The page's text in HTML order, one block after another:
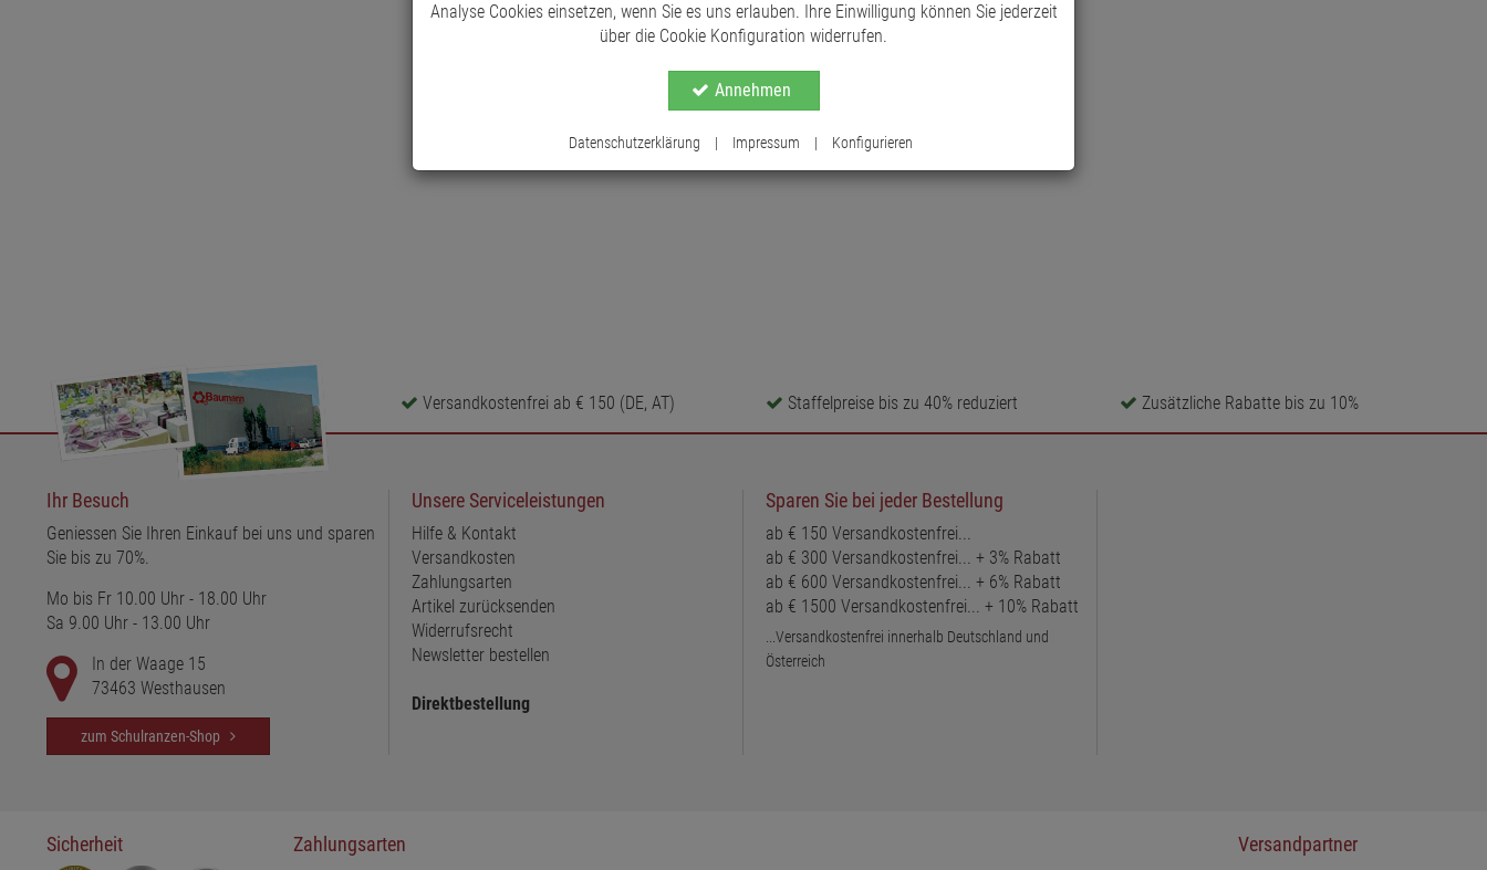
Versandkostenfrei ab € 150 (DE, AT) Staffelpreise bis zu 40% reduziert Zusätzliche Rabatte bis zu 10%
Ihr Besuch
Geniessen Sie Ihren Einkauf bei uns und sparen
Sie bis zu 70%.
Mo bis Fr 10.00 Uhr - 18.00 Uhr
Sa 9.00 Uhr - 13.00 Uhr
In der Waage 15
73463 Westhausen
zum Schulranzen-Shop
Unsere Serviceleistungen
Hilfe & Kontakt
Versandkosten
Zahlungsarten
Artikel zurücksenden
Widerrufsrecht
Newsletter bestellen
Direktbestellung
Sparen Sie bei jeder Bestellung
ab € 150 Versandkostenfrei...
ab € 300 Versandkostenfrei... + 3% Rabatt
ab € 600 Versandkostenfrei... + 6% Rabatt
ab € 1500 Versandkostenfrei... + 10% Rabatt
...Versandkostenfrei innerhalb Deutschland und
Österreich
Sicherheit Zahlungsarten Versandpartner
Analyse Cookies einsetzen, wenn Sie es uns erlauben. Ihre Einwilligung können Sie jederzeit
über die Cookie Konfiguration widerrufen.
Annehmen
Datenschutzerklärung | Impressum | Konfigurieren